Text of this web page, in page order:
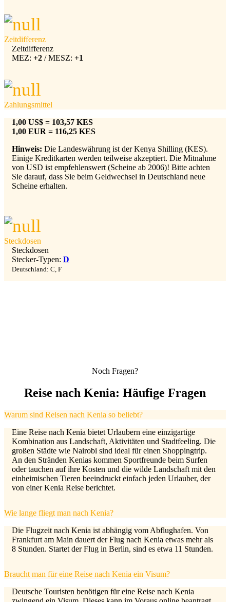
Zeitdifferenz
Zeitdifferenz
MEZ: +2 / MESZ: +1
Zahlungsmittel
1,00 US$ = 103,57 KES
1,00 EUR = 116,25 KES
Hinweis: Die Landeswährung ist der Kenya Shilling (KES).
Einige Kreditkarten werden teilweise akzeptiert. Die Mitnahme
von USD ist empfehlenswert (Scheine ab 2006)! Bitte achten
Sie darauf, dass Sie beim Geldwechsel in Deutschland neue
Scheine erhalten.
Steckdosen
Steckdosen
Stecker-Typen: D
Deutschland: C, F
Noch Fragen?
Reise nach Kenia: Häufige Fragen
Warum sind Reisen nach Kenia so beliebt?
Eine Reise nach Kenia bietet Urlaubern eine einzigartige
Kombination aus Landschaft, Aktivitäten und Stadtfeeling. Die
großen Städte wie Nairobi sind ideal für einen Shoppingtrip.
An den Stränden Kenias kommen Sportfreunde beim Surfen
oder tauchen auf ihre Kosten und die wilde Landschaft mit den
einheimischen Tieren beeindruckt einfach jeden Urlauber, der
von einer Kenia Reise berichtet.
Wie lange fliegt man nach Kenia?
Die Flugzeit nach Kenia ist abhängig vom Abflughafen. Von
Frankfurt am Main dauert der Flug nach Kenia etwas mehr als
8 Stunden. Startet der Flug in Berlin, sind es etwa 11 Stunden.
Braucht man für eine Reise nach Kenia ein Visum?
Deutsche Touristen benötigen für eine Reise nach Kenia